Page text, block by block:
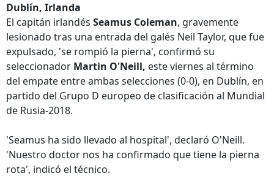
Dublín, Irlanda
El capitán irlandés Seamus Coleman, gravemente
lesionado tras una entrada del galés Neil Taylor, que fue
expulsado, 'se rompió la pierna', confirmó su
seleccionador Martin O'Neill, este viernes al término
del empate entre ambas selecciones (0-0), en Dublín, en
partido del Grupo D europeo de clasificación al Mundial
de Rusia-2018.
'Seamus ha sido llevado al hospital', declaró O'Neill.
'Nuestro doctor nos ha confirmado que tiene la pierna
rota', indicó el técnico.